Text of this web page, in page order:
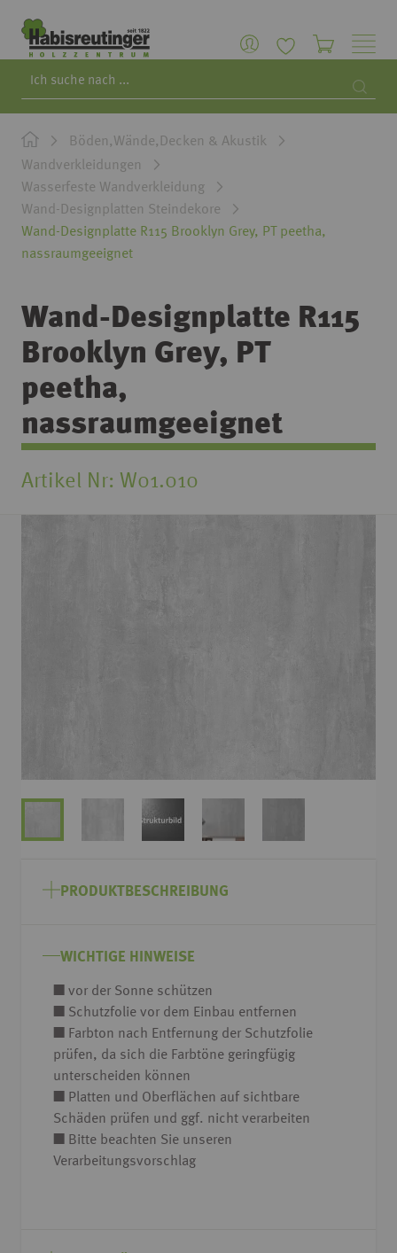
Böden,Wände,Decken & Akustik
Wandverkleidungen
Wasserfeste Wandverkleidung
Wand-Designplatten Steindekore
Wand-Designplatte R115 Brooklyn Grey, PT peetha,
nassraumgeeignet
Wand-Designplatte R115
Brooklyn Grey, PT
peetha,
nassraumgeeignet
Artikel Nr W01.010
Anfang
springen
PRODUKTBESCHREIBUNG
WICHTIGE HINWEISE
■ vor der Sonne schützen
■ Schutzfolie vor dem Einbau entfernen
■ Farbton nach Entfernung der Schutzfolie
prüfen, da sich die Farbtöne geringfügig
unterscheiden können
■ Platten und Oberflächen auf sichtbare
Schäden prüfen und ggf. nicht verarbeiten
■ Bitte beachten Sie unseren
Verarbeitungsvorschlag